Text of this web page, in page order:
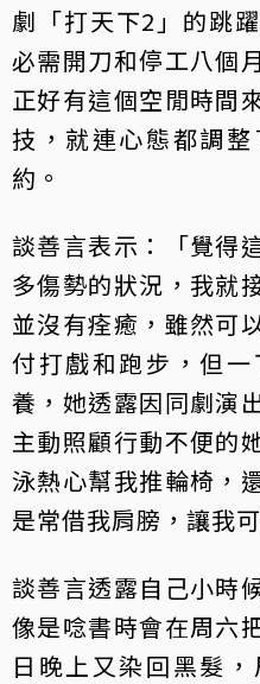
劇「打天下2」的跳
必需開刀和停工八個
正好有這個空閒時間
技，就連心態都調
約。
談善言表示：「覺得
多傷勢的狀況，我就
並沒有痊癒，雖然可
付打戲和跑步，但
養，她透露因同劇演
主動照顧行動不便的
泳熱心幫我推輪椅，
是常借我肩膀，讓我
談善言透露自己小時
像是唸書時會在周六
日晚上又染回黑髮